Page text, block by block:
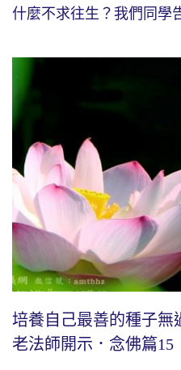
什麼不求往生？我們同
培養自己最善的種子無
老法師開示．念佛篇15